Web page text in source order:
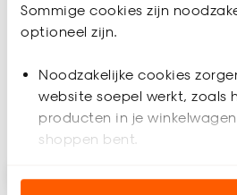
Sommige cookies zijn
optioneel zijn.
Noodzakelijke cookies
website soepel werkt, zoals
producten in je
shoppen bent.
Analytische cookies
(0)
34. / m²
Bezorgen 4 werkdagen